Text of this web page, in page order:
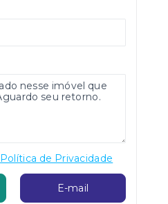
Política de Privacidade
E-mail